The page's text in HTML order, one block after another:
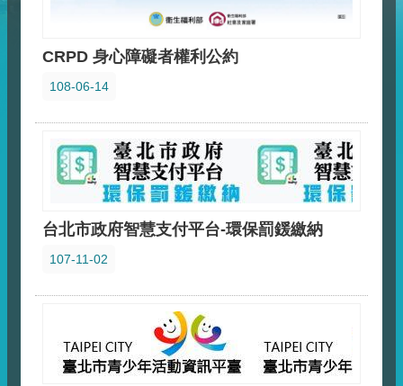
CRPD 身心障礙者權利公約
108-06-14
台北市政府智慧支付平台-環保罰鍰繳納
107-11-02